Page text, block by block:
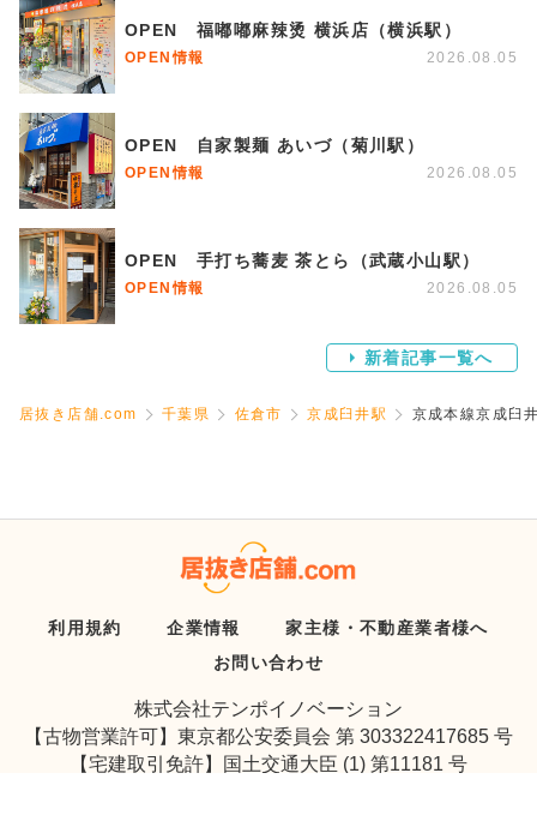
OPEN 福嘟嘟麻辣烫 横浜店（横浜駅）
OPEN情報 2026.08.05
OPEN 自家製麺 あいづ（菊川駅）
OPEN情報 2026.08.05
OPEN 手打ち蕎麦 茶とら（武蔵小山駅）
OPEN情報 2026.08.05
新着記事一覧へ
居抜き店舗.com 千葉県 佐倉市 京成臼井駅 京成本線京成臼
利用規約 企業情報
家主様・不動産業者様へ
お問い合わせ
株式会社テンポイノベーション
【古物営業許可】東京都公安委員会 第 303322417685 号
【宅建取引免許】国土交通大臣 (1) 第11181 号